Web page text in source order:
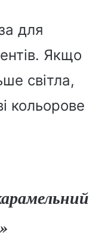
для
Якщо
світла,
кольорове